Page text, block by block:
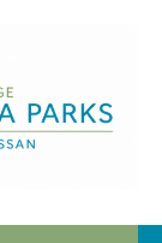
de